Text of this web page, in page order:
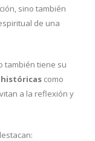
sino también
de una
también tiene su
como
a la reflexión y